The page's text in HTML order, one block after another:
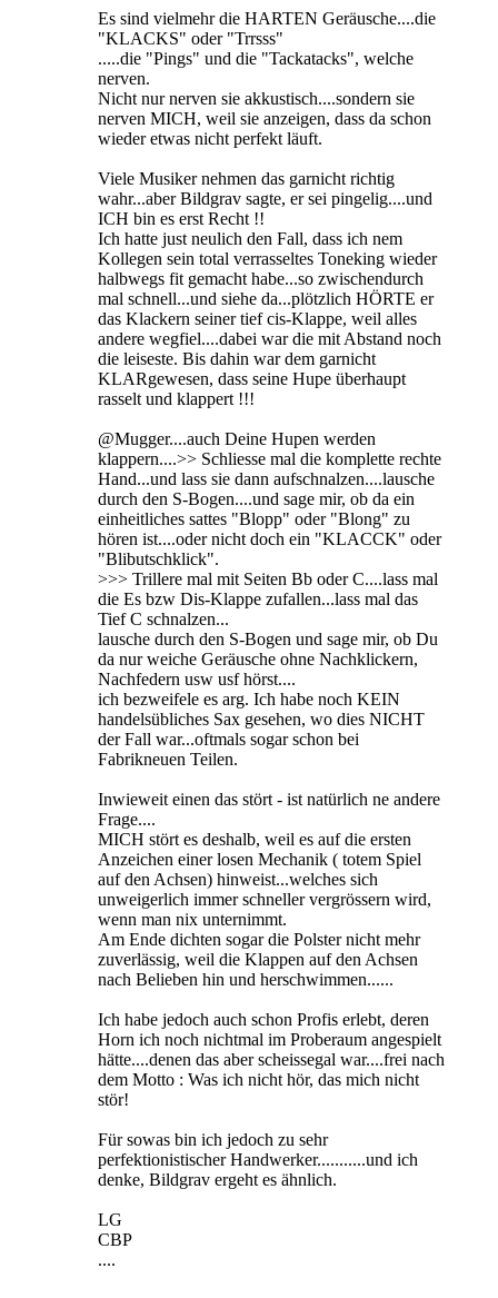
Es sind vielmehr die HARTEN Geräusche....die
"KLACKS" oder "Trrsss"
.....die "Pings" und die "Tackatacks", welche
nerven.
Nicht nur nerven sie akkustisch....sondern sie
nerven MICH, weil sie anzeigen, dass da schon
wieder etwas nicht perfekt läuft.
Viele Musiker nehmen das garnicht richtig
wahr...aber Bildgrav sagte, er sei pingelig....und
ICH bin es erst Recht !!
Ich hatte just neulich den Fall, dass ich nem
Kollegen sein total verrasseltes Toneking wieder
halbwegs fit gemacht habe...so zwischendurch
mal schnell...und siehe da...plötzlich HÖRTE er
das Klackern seiner tief cis-Klappe, weil alles
andere wegfiel....dabei war die mit Abstand noch
die leiseste. Bis dahin war dem garnicht
KLARgewesen, dass seine Hupe überhaupt
rasselt und klappert !!!
@Mugger....auch Deine Hupen werden
klappern....>> Schliesse mal die komplette rechte
Hand...und lass sie dann aufschnalzen....lausche
durch den S-Bogen....und sage mir, ob da ein
einheitliches sattes "Blopp" oder "Blong" zu
hören ist....oder nicht doch ein "KLACCK" oder
"Blibutschklick".
>>> Trillere mal mit Seiten Bb oder C....lass mal
die Es bzw Dis-Klappe zufallen...lass mal das
Tief C schnalzen...
lausche durch den S-Bogen und sage mir, ob Du
da nur weiche Geräusche ohne Nachklickern,
Nachfedern usw usf hörst....
ich bezweifele es arg. Ich habe noch KEIN
handelsübliches Sax gesehen, wo dies NICHT
der Fall war...oftmals sogar schon bei
Fabrikneuen Teilen.
Inwieweit einen das stört - ist natürlich ne andere
Frage....
MICH stört es deshalb, weil es auf die ersten
Anzeichen einer losen Mechanik ( totem Spiel
auf den Achsen) hinweist...welches sich
unweigerlich immer schneller vergrössern wird,
wenn man nix unternimmt.
Am Ende dichten sogar die Polster nicht mehr
zuverlässig, weil die Klappen auf den Achsen
nach Belieben hin und herschwimmen......
Ich habe jedoch auch schon Profis erlebt, deren
Horn ich noch nichtmal im Proberaum angespielt
hätte....denen das aber scheissegal war....frei nach
dem Motto : Was ich nicht hör, das mich nicht
stör!
Für sowas bin ich jedoch zu sehr
perfektionistischer Handwerker...........und ich
denke, Bildgrav ergeht es ähnlich.
LG
CBP
....